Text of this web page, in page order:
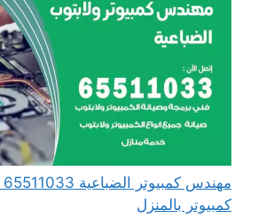
كمبيوتر بالمنزل